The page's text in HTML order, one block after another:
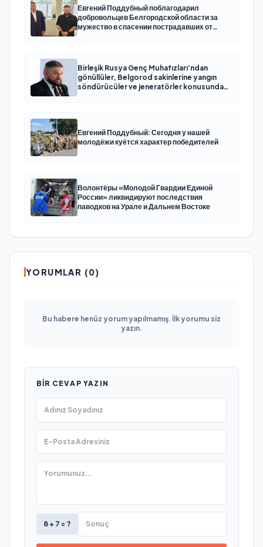
Евгений Поддубный поблагодарил
добровольцев Белгородской области за
мужество в спасении пострадавших от
Birleşik Rusya Genç Muhafızları’ndan
gönüllüler, Belgorod sakinlerine yangın
söndürücüler ve jeneratörler konusunda
Евгений Поддубный: Сегодня у нашей
молодёжи куётся характер победителей
Волонтёры «Молодой Гвардии Единой
России» ликвидируют последствия
паводков на Урале и Дальнем Востоке
YORUMLAR (0)
Bu habere henüz yorum yapılmamış. İlk yorumu siz
yazın.
BIR CEVAP YAZIN
8 + 7 = ?